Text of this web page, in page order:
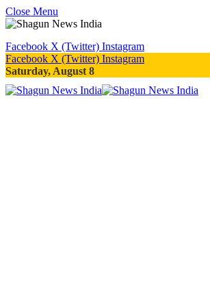
Close Menu
Facebook X (Twitter) Instagram
Facebook X (Twitter) Instagram
Saturday, August 8